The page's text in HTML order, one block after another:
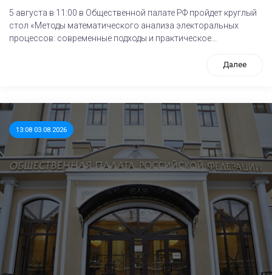
5 августа в 11:00 в Общественной палате РФ пройдет круглый
стол «Методы математического анализа электоральных
процессов: современные подходы и практическое...
Далее
13:08 03.08.2026